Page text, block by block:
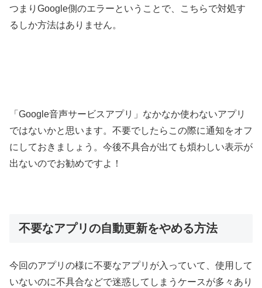
つまりGoogle側のエラーということで、こちらで対処す
るしか方法はありません。
「Google音声サービスアプリ」なかなか使わないアプリ
ではないかと思います。不要でしたらこの際に通知をオフ
にしておきましょう。今後不具合が出ても煩わしい表示が
出ないのでお勧めですよ！
不要なアプリの自動更新をやめる方法
今回のアプリの様に不要なアプリが入っていて、使用して
いないのに不具合などで迷惑してしまうケースが多々あり